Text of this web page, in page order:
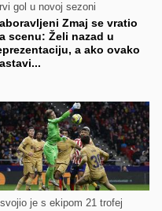
gol u novoj sezoni
Zmaj se vratio
scenu: Želi nazad u
a ako ovako
je s ekipom 21 trofej